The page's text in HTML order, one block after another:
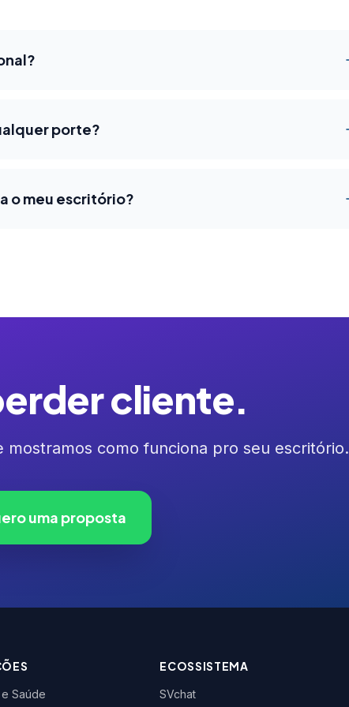
porte?
o meu escritório?
cliente.
mostramos como funciona pro seu escritório.
uma proposta
Saúde
ECOSSISTEMA
SVchat